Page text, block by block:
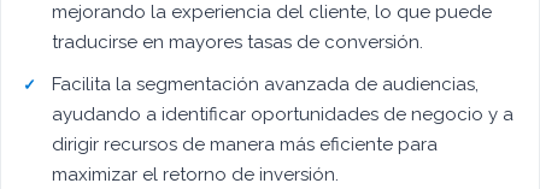
mejorando la experiencia del cliente, lo que puede
traducirse en mayores tasas de conversión.
Facilita la segmentación avanzada de audiencias,
ayudando a identificar oportunidades de negocio y a
dirigir recursos de manera más eficiente para
maximizar el retorno de inversión.